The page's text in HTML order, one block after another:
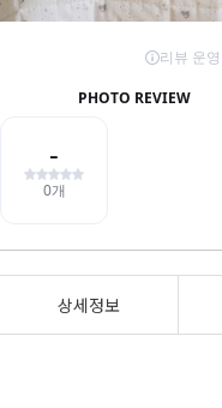
상세정보